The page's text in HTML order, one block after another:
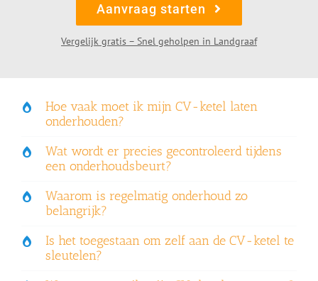
Aanvraag starten
Vergelijk gratis – Snel geholpen in Landgraaf
Hoe vaak moet ik mijn CV-ketel laten
onderhouden?
Wat wordt er precies gecontroleerd tijdens
een onderhoudsbeurt?
Waarom is regelmatig onderhoud zo
belangrijk?
Is het toegestaan om zelf aan de CV-ketel te
sleutelen?